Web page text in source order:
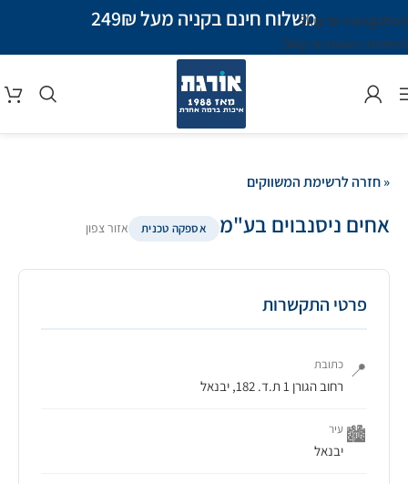
Skip to navigation
Skip to main content
משלוח חינם בקניה מעל 249₪
« חזרה לרשימת המשווקים
אחים ניסנבוים בע"מ אספקה טכנית אזור צפון
פרטי התקשרות
📍 כתובת
רחוב הגורן 1 ת.ד. 182, יבנאל
🏙️ עיר
יבנאל